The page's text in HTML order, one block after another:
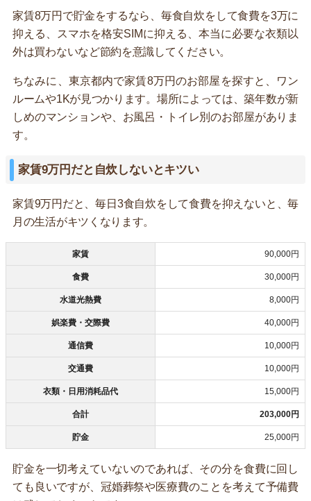
家賃8万円で貯金をするなら、毎食自炊をして食費を3万に
抑える、スマホを格安SIMに抑える、本当に必要な衣類以
外は買わないなど節約を意識してください。
ちなみに、東京都内で家賃8万円のお部屋を探すと、ワン
ルームや1Kが見つかります。場所によっては、築年数が新
しめのマンションや、お風呂・トイレ別のお部屋がありま
す。
家賃9万円だと自炊しないとキツい
家賃9万円だと、毎日3食自炊をして食費を抑えないと、毎
月の生活がキツくなります。
家賃 90,000円
食費 30,000円
水道光熱費 8,000円
娯楽費・交際費 40,000円
通信費 10,000円
交通費 10,000円
衣類・日用消耗品代 15,000円
合計 203,000円
貯金 25,000円
貯金を一切考えていないのであれば、その分を食費に回し
ても良いですが、冠婚葬祭や医療費のことを考えて予備費